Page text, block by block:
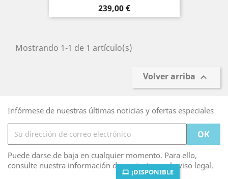
Precio
239,00 €
¡DISPONIBLE
Mostrando 1-1 de 1 artículo(s)
Volver arriba 
Infórmese de nuestras últimas noticias y ofertas especiales
Puede darse de baja en cualquier momento. Para ello,
consulte nuestra información de contacto en el aviso legal.